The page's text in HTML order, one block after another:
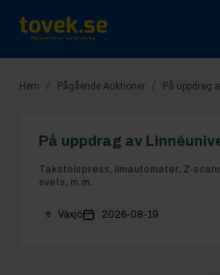
Hem / Pågående Auktioner / På uppdrag
På uppdrag av
Takstolspress, limautomater, Z-
svets, m.m.
Växjö 2026-08-19